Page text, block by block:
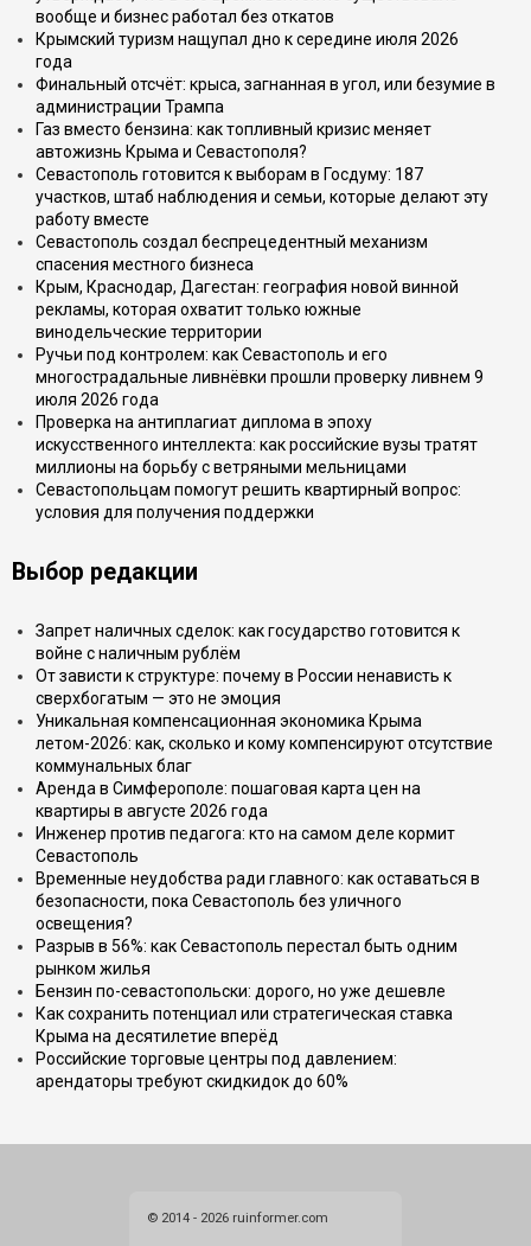
вообще и бизнес работал без откатов
Крымский туризм нащупал дно к середине июля 2026
года
Финальный отсчёт: крыса, загнанная в угол, или безумие в
администрации Трампа
Газ вместо бензина: как топливный кризис меняет
автожизнь Крыма и Севастополя?
Севастополь готовится к выборам в Госдуму: 187
участков, штаб наблюдения и семьи, которые делают эту
работу вместе
Севастополь создал беспрецедентный механизм
спасения местного бизнеса
Крым, Краснодар, Дагестан: география новой винной
рекламы, которая охватит только южные
винодельческие территории
Ручьи под контролем: как Севастополь и его
многострадальные ливнёвки прошли проверку ливнем 9
июля 2026 года
Проверка на антиплагиат диплома в эпоху
искусственного интеллекта: как российские вузы тратят
миллионы на борьбу с ветряными мельницами
Севастопольцам помогут решить квартирный вопрос:
условия для получения поддержки
Выбор редакции
Запрет наличных сделок: как государство готовится к
войне с наличным рублём
От зависти к структуре: почему в России ненависть к
сверхбогатым — это не эмоция
Уникальная компенсационная экономика Крыма
летом-2026: как, сколько и кому компенсируют отсутствие
коммунальных благ
Аренда в Симферополе: пошаговая карта цен на
квартиры в августе 2026 года
Инженер против педагога: кто на самом деле кормит
Севастополь
Временные неудобства ради главного: как оставаться в
безопасности, пока Севастополь без уличного
освещения?
Разрыв в 56%: как Севастополь перестал быть одним
рынком жилья
Бензин по-севастопольски: дорого, но уже дешевле
Как сохранить потенциал или стратегическая ставка
Крыма на десятилетие вперёд
Российские торговые центры под давлением:
арендаторы требуют скидкидок до 60%
© 2014 - 2026 ruinformer.com